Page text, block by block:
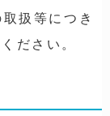
扱等につき
ださい。